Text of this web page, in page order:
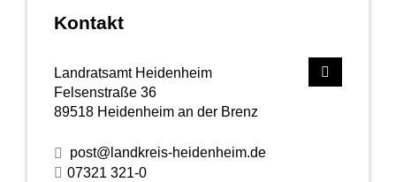
Kontakt
Landratsamt Heidenheim
Felsenstraße 36
89518 Heidenheim an der Brenz
post@landkreis-heidenheim.de
07321 321-0